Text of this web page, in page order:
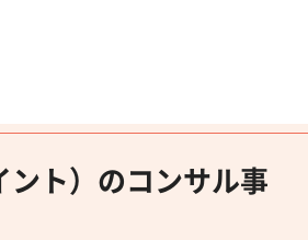
ト）のコンサル事